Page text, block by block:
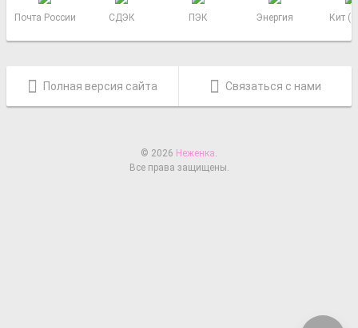
Почта России СДЭК ПЭК Энергия Кит
Полная версия сайта Связаться с нами
© 2026 Неженка.
Все права защищены.